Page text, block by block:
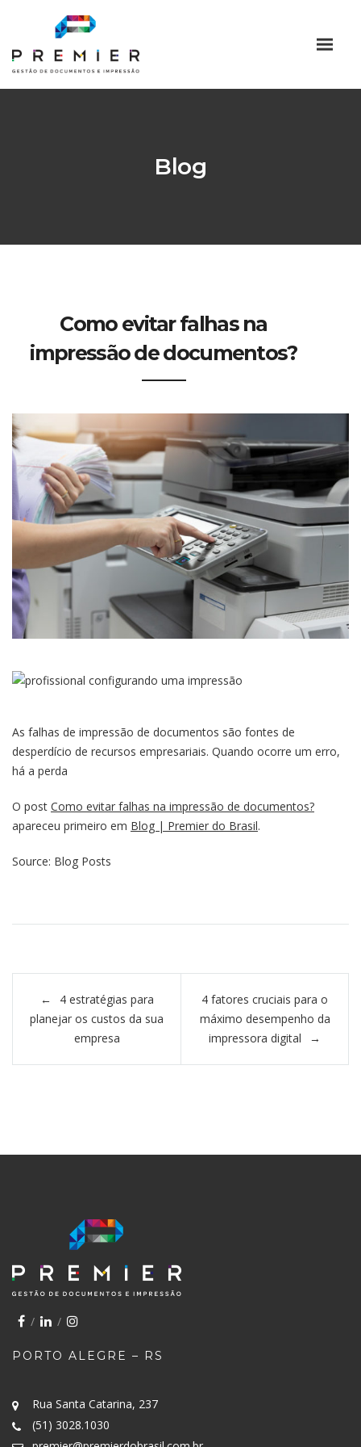
Blog
Como evitar falhas na
impressão de documentos?
As falhas de impressão de documentos são fontes de
desperdício de recursos empresariais. Quando ocorre um erro,
há a perda
O post Como evitar falhas na impressão de documentos?
apareceu primeiro em Blog | Premier do Brasil.
Source: Blog Posts
4 estratégias para
planejar os custos da sua
empresa
4 fatores cruciais para o
máximo desempenho da
impressora digital
PORTO ALEGRE – RS
Rua Santa Catarina, 237
(51) 3028.1030